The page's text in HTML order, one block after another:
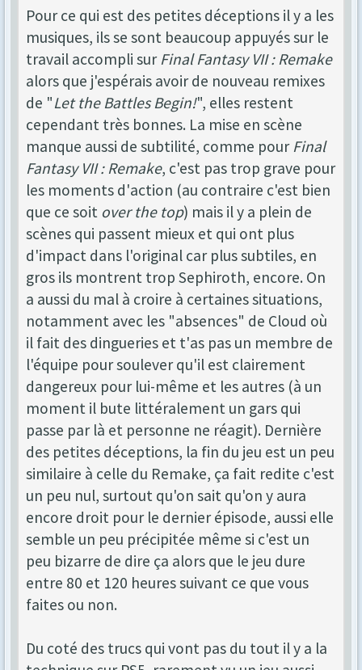
Pour ce qui est des petites déceptions il y a les
musiques, ils se sont beaucoup appuyés sur le
travail accompli surFinal Fantasy VII : Remake
alors que j'espérais avoir de nouveau remixes
de "Let the Battles Begin!", elles restent
cependant très bonnes. La mise en scène
manque aussi de subtilité, comme pourFinal
Fantasy VII : Remake, c'est pas trop grave pour
les moments d'action (au contraire c'est bien
que ce soit over the top) mais il y a plein de
scènes qui passent mieux et qui ont plus
d'impact dans l'original car plus subtiles, en
gros ils montrent trop Sephiroth, encore. On
a aussi du mal à croire à certaines situations,
notamment avec les "absences" de Cloud où
il fait des dingueries et t'as pas un membre de
l'équipe pour soulever qu'il est clairement
dangereux pour lui-même et les autres (à un
moment il bute littéralement un gars qui
passe par là et personne ne réagit). Dernière
des petites déceptions, la fin du jeu est un peu
similaire à celle du Remake, ça fait redite c'est
un peu nul, surtout qu'on sait qu'on y aura
encore droit pour le dernier épisode, aussi elle
semble un peu précipitée même si c'est un
peu bizarre de dire ça alors que le jeu dure
entre 80 et 120 heures suivant ce que vous
faites ou non.
Du coté des trucs qui vont pas du tout il y a la